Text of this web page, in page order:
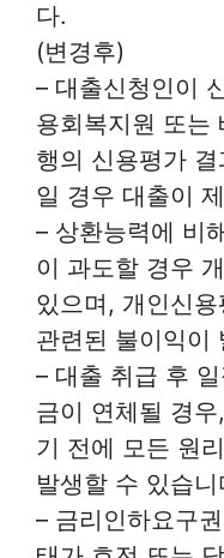
다.
(변경후)
– 대출신청인이
용회복지원 또는
행의 신용평가
일 경우 대출이
– 상환능력에 비
이 과도할 경우
있으며, 개인신
관련된 불이익이
– 대출 취급 후
금이 연체될 경
기 전에 모든 원
발생할 수 있습니
– 금리인하요구